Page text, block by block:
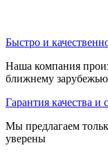
Быстро и
Наша компания
ближнему зарубежью
Гарантия качества и
Мы предлагаем
уверены